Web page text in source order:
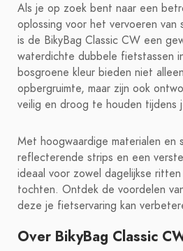
Als je op zoek bent naar een
oplossing voor het vervoeren
is de BikyBag Classic CW een
waterdichte dubbele fietstassen
bosgroene kleur bieden niet
opbergruimte, maar zijn ook
veilig en droog te houden tijdens
Met hoogwaardige materialen en
reflecterende strips en een
ideaal voor zowel dagelijkse ritten
tochten. Ontdek de voordelen
deze je fietservaring kan
Over BikyBag Classic